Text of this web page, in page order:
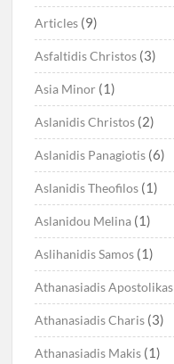
Articles (9)
Asfaltidis Christos (3)
Asia Minor (1)
Aslanidis Christos (2)
Aslanidis Panagiotis (6)
Aslanidis Theofilos (1)
Aslanidou Melina (1)
Aslihanidis Samos (1)
Athanasiadis Apostolikas
Athanasiadis Charis (3)
Athanasiadis Makis (1)